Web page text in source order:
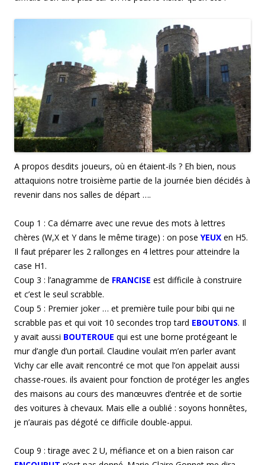
A propos desdits joueurs, où en étaient-ils ? Eh bien, nous
attaquions notre troisième partie de la journée bien décidés à
revenir dans nos salles de départ ….
Coup 1 : Ca démarre avec une revue des mots à lettres
chères (W,X et Y dans le même tirage) : on pose YEUX en H5.
Il faut préparer les 2 rallonges en 4 lettres pour atteindre la
case H1.
Coup 3 : l’anagramme de FRANCISE est difficile à construire
et c’est le seul scrabble.
Coup 5 : Premier joker … et première tuile pour bibi qui ne
scrabble pas et qui voit 10 secondes trop tard EBOUTONS. Il
y avait aussi BOUTEROUE qui est une borne protégeant le
mur d’angle d’un portail. Claudine voulait m’en parler avant
Vichy car elle avait rencontré ce mot que l’on appelait aussi
chasse-roues. ils avaient pour fonction de protéger les angles
des maisons au cours des manœuvres d’entrée et de sortie
des voitures à chevaux. Mais elle a oublié : soyons honnêtes,
je n’aurais pas dégoté ce difficile double-appui.
Coup 9 : tirage avec 2 U, méfiance et on a bien raison car